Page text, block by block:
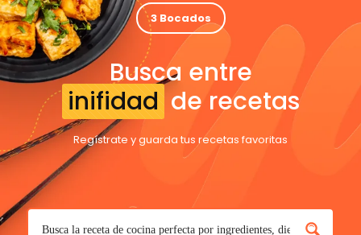
3 Bocados
Busca entre
inifidad de recetas
Regístrate y guarda tus recetas favoritas